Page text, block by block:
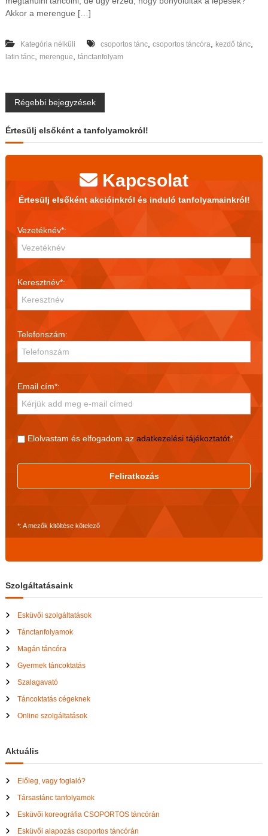
Akkor a merengue […]
Kategória nélküli csoportos tánc, csoportos táncóra kezdő tánc,
latin tánc, merengue tánctanfolyam
B
e
j
e
y
i
ó
Régebbi bejegyzések
Értesülj elsőként a tanfolyamokról!
Kapcsolat
Értesülj elsőként akcióinkról és induló tanfolyamainkról!
Vezetéknév*:
Keresztnév*:
Telefonszám:
Email cím*:
Elolvastam és elfogadom az adatkezelési tájékoztatót*.
Feliratkozás
*: A mezők kitöltése kötelező
Szolgáltatásaink
Esküvői szolgáltatások
Tánctanfolyamok
Magán táncóra
Gyermek táncoktatás
Szalagavató
Táncoktatás cégeknek
Online szolgáltatások
Aktuális
Előleg, vagy foglaló?
Társastánc tanfolyamok
Esküvői koreográfia CSOPORTOS táncórán
Esküvői alapozás csoportos táncórán